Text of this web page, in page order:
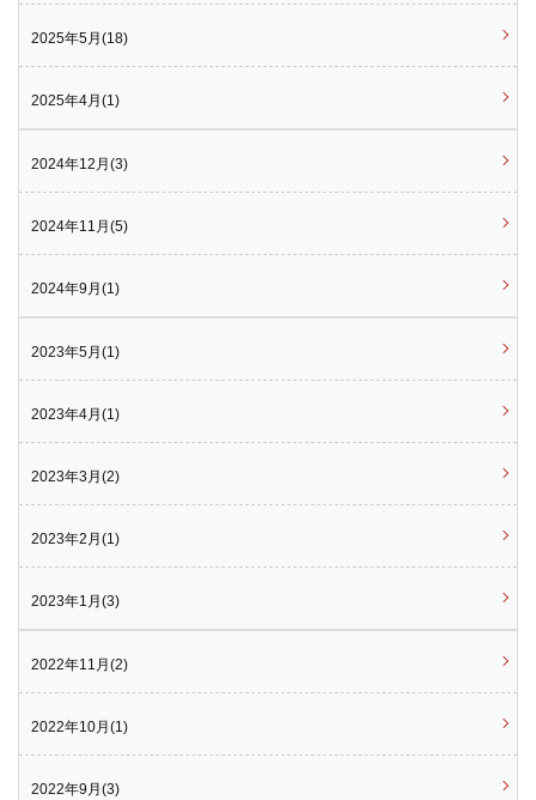
2025年5月(18)
2025年4月(1)
2024年12月(3)
2024年11月(5)
2024年9月(1)
2023年5月(1)
2023年4月(1)
2023年3月(2)
2023年2月(1)
2023年1月(3)
2022年11月(2)
2022年10月(1)
2022年9月(3)